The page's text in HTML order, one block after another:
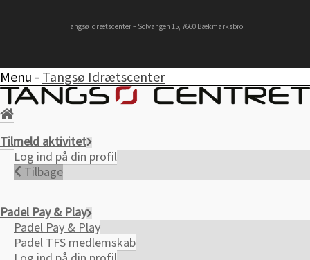
Tangsø Idrætscenter – Solvangen 15, 7660 Bækmarksbro
Menu - Tangsø Idrætscenter
Tilmeld aktivitet
Log ind på din profil
Tilbage
Padel Pay & Play
Padel Pay & Play
Padel TFS medlemskab